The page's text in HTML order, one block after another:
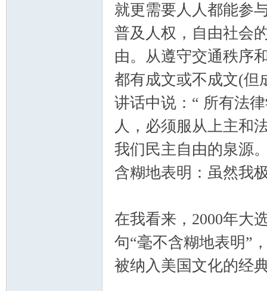
就更需要人人都能参
普及人权，自由社会
由。从遵守交通秩序
都有成文或不成文(但
讲话中说：“ 所有法
人，必须服从上主和
我们民主自由的泉源
含糊地表明：虽然我
在我看来，2000年大
句“毫不含糊地表明”
被纳入美国文化的经